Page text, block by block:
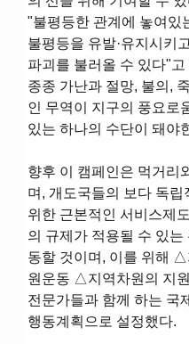
"불평등한 관계에 놓여있
불평등을 유발·유지시키
파괴를 불러올 수 있다"
종종 가난과 절망, 불의,
인 무역이 지구의 풍요로
있는 하나의 수단이 돼야
향후 이 캠페인은 먹거리
며, 개도국들의 보다 독
위한 근본적인 서비스제
의 규제가 적용될 수 있
동할 것이며, 이를 위해
원운동 △지역차원의 지
전문가들과 함께 하는 국
행동계획으로 설정했다.